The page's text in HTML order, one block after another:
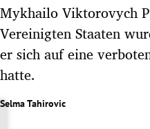
Untermenü
Untermenü
Mykhailo Viktorovych
Vereinigten Staaten
er sich auf eine
hatte.
Selma Tahirovic